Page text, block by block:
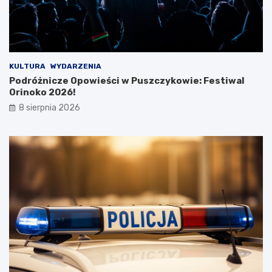
k
o
w
e
j
w
y
c
e
z
k
KULTURA WYDARZENIA
Podróżnicze Opowieści w Puszczykowie: Festiwal
Orinoko 2026!
8 sierpnia 2026